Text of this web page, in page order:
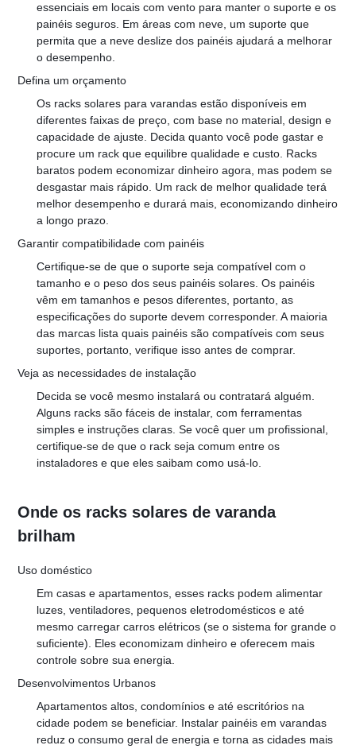
essenciais em locais com vento para manter o suporte e os
painéis seguros. Em áreas com neve, um suporte que
permita que a neve deslize dos painéis ajudará a melhorar
o desempenho.
Defina um orçamento
Os racks solares para varandas estão disponíveis em
diferentes faixas de preço, com base no material, design e
capacidade de ajuste. Decida quanto você pode gastar e
procure um rack que equilibre qualidade e custo. Racks
baratos podem economizar dinheiro agora, mas podem se
desgastar mais rápido. Um rack de melhor qualidade terá
melhor desempenho e durará mais, economizando dinheiro
a longo prazo.
Garantir compatibilidade com painéis
Certifique-se de que o suporte seja compatível com o
tamanho e o peso dos seus painéis solares. Os painéis
vêm em tamanhos e pesos diferentes, portanto, as
especificações do suporte devem corresponder. A maioria
das marcas lista quais painéis são compatíveis com seus
suportes, portanto, verifique isso antes de comprar.
Veja as necessidades de instalação
Decida se você mesmo instalará ou contratará alguém.
Alguns racks são fáceis de instalar, com ferramentas
simples e instruções claras. Se você quer um profissional,
certifique-se de que o rack seja comum entre os
instaladores e que eles saibam como usá-lo.
Onde os racks solares de varanda
brilham
Uso doméstico
Em casas e apartamentos, esses racks podem alimentar
luzes, ventiladores, pequenos eletrodomésticos e até
mesmo carregar carros elétricos (se o sistema for grande o
suficiente). Eles economizam dinheiro e oferecem mais
controle sobre sua energia.
Desenvolvimentos Urbanos
Apartamentos altos, condomínios e até escritórios na
cidade podem se beneficiar. Instalar painéis em varandas
reduz o consumo geral de energia e torna as cidades mais